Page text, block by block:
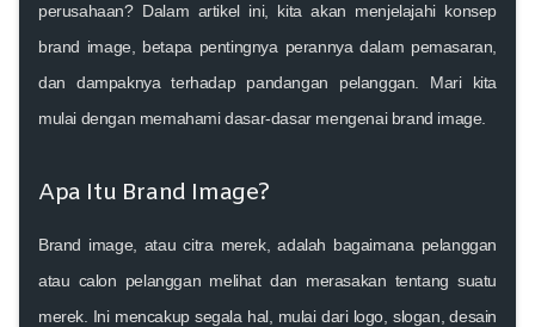
perusahaan? Dalam artikel ini, kita akan menjelajahi konsep
brand image, betapa pentingnya perannya dalam pemasaran,
dan dampaknya terhadap pandangan pelanggan. Mari kita
mulai dengan memahami dasar-dasar mengenai brand image.
Apa Itu Brand Image?
Brand image, atau citra merek, adalah bagaimana pelanggan
atau calon pelanggan melihat dan merasakan tentang suatu
merek. Ini mencakup segala hal, mulai dari logo, slogan, desain